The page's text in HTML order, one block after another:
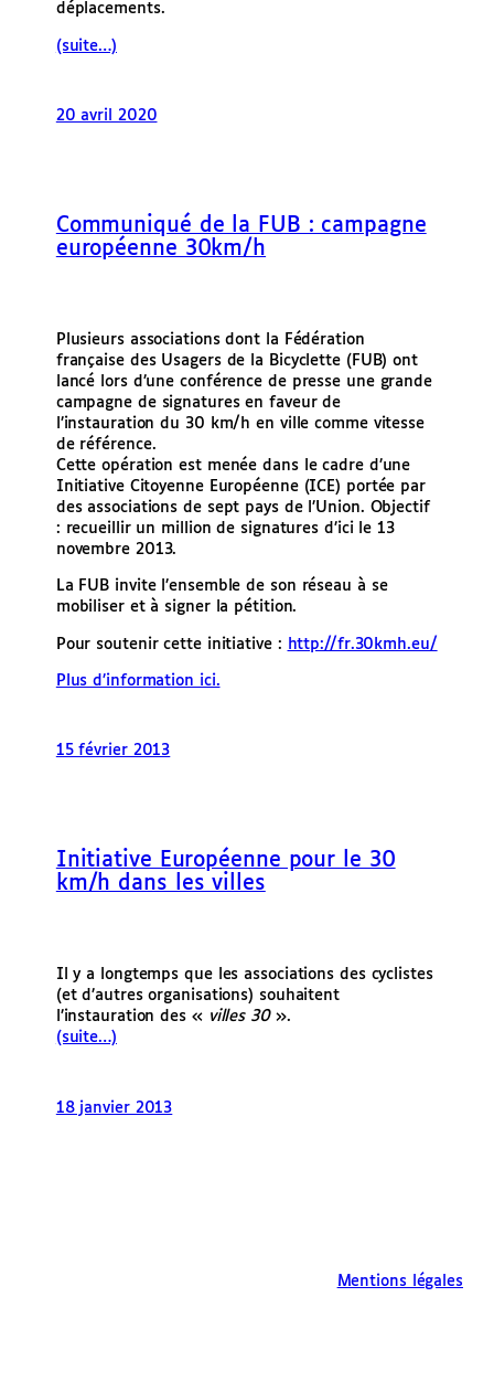
déplacements.
(suite…)
20 avril 2020
Communiqué de la FUB : campagne
européenne 30km/h
Plusieurs associations dont la Fédération
française des Usagers de la Bicyclette (FUB) ont
lancé lors d’une conférence de presse une grande
campagne de signatures en faveur de
l’instauration du 30 km/h en ville comme vitesse
de référence.
Cette opération est menée dans le cadre d’une
Initiative Citoyenne Européenne (ICE) portée par
des associations de sept pays de l’Union. Objectif
: recueillir un million de signatures d’ici le 13
novembre 2013.
La FUB invite l’ensemble de son réseau à se
mobiliser et à signer la pétition.
Pour soutenir cette initiative : http://fr.30kmh.eu/
Plus d’information ici.
15 février 2013
Initiative Européenne pour le 30
km/h dans les villes
Il y a longtemps que les associations des cyclistes
(et d’autres organisations) souhaitent
l’instauration des « villes 30».
(suite…)
18 janvier 2013
Mentions légales